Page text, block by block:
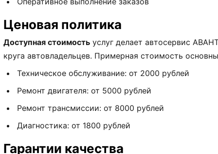
Ценовая политика
Доступная стоимость услуг делает автосервис
круга автовладельцев. Примерная стоимость
Техническое обслуживание: от 2000 рублей
Ремонт двигателя: от 5000 рублей
Ремонт трансмиссии: от 8000 рублей
Диагностика: от 1800 рублей
Гарантии качества